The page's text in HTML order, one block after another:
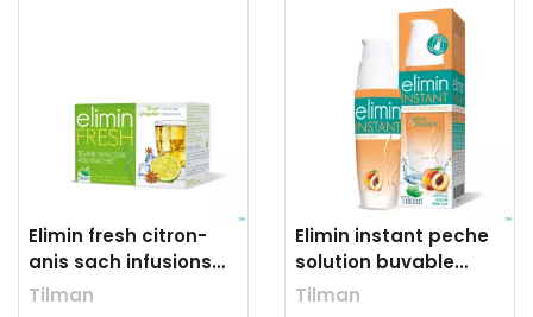
Elimin fresh citron-
anis sach infusions
24
Tilman
Elimin instant peche
solution buvable
40ml
Tilman